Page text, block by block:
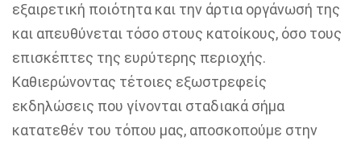
εξαιρετική ποιότητα και την άρτια οργάνωσή της
και απευθύνεται τόσο στους κατοίκους, όσο τους
επισκέπτες της ευρύτερης περιοχής.
Καθιερώνοντας τέτοιες εξωστρεφείς
εκδηλώσεις που γίνονται σταδιακά σήμα
κατατεθέν του τόπου μας, αποσκοπούμε στην